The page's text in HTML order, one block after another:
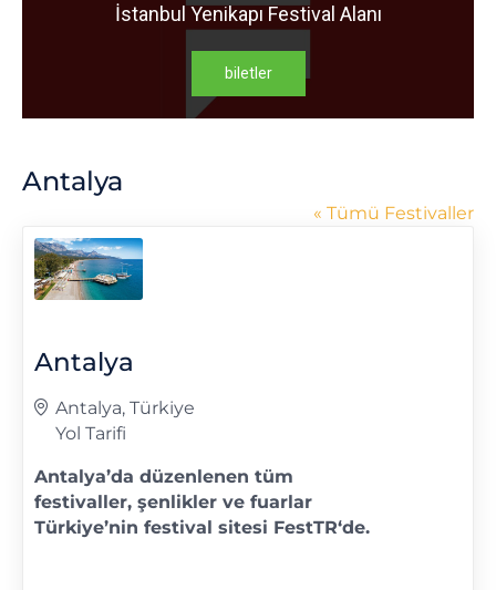
İstanbul Yenikapı Festival Alanı
biletler
Antalya
« Tümü Festivaller
Antalya
Adres
Antalya, Türkiye
Yol Tarifi
Antalya’da düzenlenen tüm
festivaller, şenlikler ve fuarlar
Türkiye’nin festival sitesi FestTR‘de.